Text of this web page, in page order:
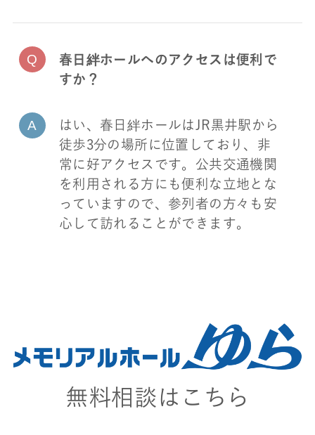
春日絆ホールへのアクセスは便利で
すか？
はい、春日絆ホールはJR黒井駅から
徒歩3分の場所に位置しており、非
常に好アクセスです。公共交通機関
を利用される方にも便利な立地とな
っていますので、参列者の方々も安
心して訪れることができます。
無料相談はこちら